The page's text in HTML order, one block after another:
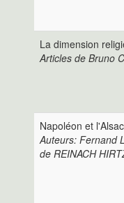
La dimension
Articles de Bruno
Napoléon et
Auteurs: Fernand
de REINACH